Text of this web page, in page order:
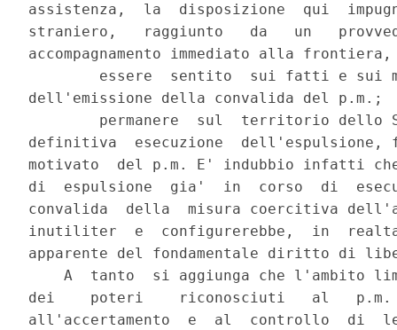
assistenza,  la  disposizione  qui
straniero,   raggiunto   da   un
accompagnamento immediato alla
essere  sentito  sui fatti e sui
dell'emissione della convalida del p.m.;
permanere  sul  territorio dello
definitiva  esecuzione
motivato  del p.m. E' indubbio infatti
di  espulsione  gia'  in  corso  di
convalida  della  misura coercitiva
inutiliter  e  configurerebbe,  in  realta',
apparente del fondamentale diritto di
A  tanto  si aggiunga che l'ambito
dei    poteri    riconosciuti   al   p.m.
all'accertamento  e  al  controllo  di